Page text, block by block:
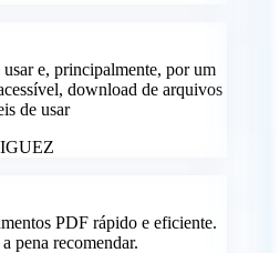
usar e, principalmente, por um
download de arquivos
de usar
PDF rápido e eficiente.
pena recomendar.